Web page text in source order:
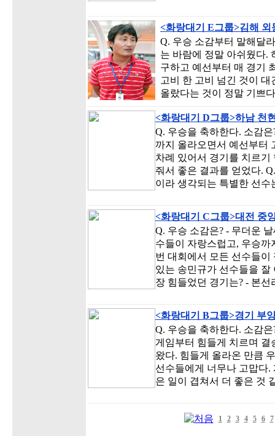
<화랑대기 E그룹>김해
Q. 우승 소감부터 말해달
는 바람에 정말 아쉬웠다.
구하고 예선부터 매 경기
고비 한 고비 넘긴 것이
올랐다는 것이 정말 기쁘
<화랑대기 D그룹>하남 천
Q. 우승을 축하한다. 소감
까지 올라오면서 예선부터
차례 있어서 경기를 치르
줘서 좋은 결과를 얻었다.
이라 생각되는 특별한 선
<화랑대기 C그룹>대전 중
Q. 우승 소감은? - 무더운
수들이 자랑스럽고, 우승
번 대회에서 모든 선수들
있는 송민규가 선수들을 잘
장 힘들었던 경기는? - 본
<화랑대기 B그룹>경기 부
Q. 우승을 축하한다. 소감
게임부터 힘들게 치르며
왔다. 힘들게 올라온 만큼
선수들에게 너무나 고맙다.
은 일이 겹쳐서 더 좋은 것
1 2 3 4 5 6 7